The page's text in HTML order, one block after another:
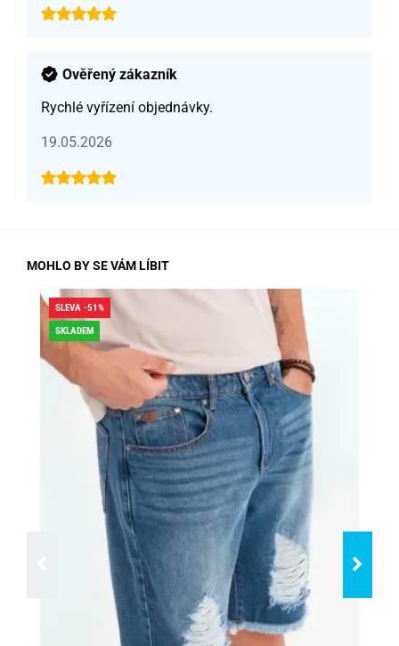
Ověřený zákazník
Rychlé vyřízení objednávky.
19.05.2026
MOHLO BY SE VÁM LÍBIT
SLEVA -51%
SKLADEM